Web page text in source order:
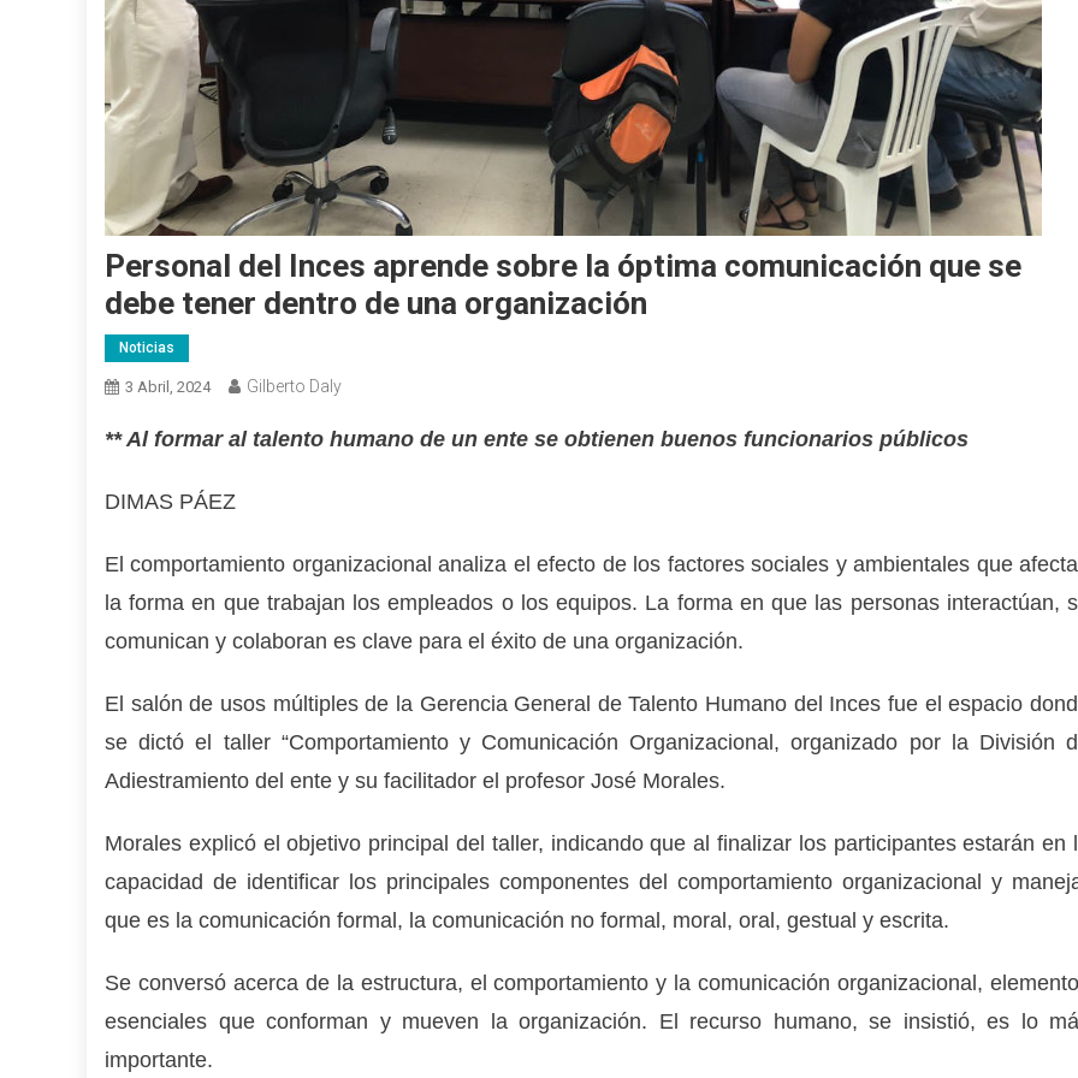
Personal del Inces aprende sobre la óptima comunicación que se
debe tener dentro de una organización
Noticias
3 Abril, 2024 Gilberto Daly
** Al formar al talento humano de un ente se obtienen buenos funcionarios públicos
DIMAS PÁEZ
El comportamiento organizacional analiza el efecto de los factores sociales y ambientales que
la forma en que trabajan los empleados o los equipos. La forma en que las personas interactúan,
comunican y colaboran es clave para el éxito de una organización.
El salón de usos múltiples de la Gerencia General de Talento Humano del Inces fue el espacio
se dictó el taller “Comportamiento y Comunicación Organizacional, organizado por la División
Adiestramiento del ente y su facilitador el profesor José Morales.
Morales explicó el objetivo principal del taller, indicando que al finalizar los participantes estarán en
capacidad de identificar los principales componentes del comportamiento organizacional y
que es la comunicación formal, la comunicación no formal, moral, oral, gestual y escrita.
Se conversó acerca de la estructura, el comportamiento y la comunicación organizacional,
esenciales que conforman y mueven la organización. El recurso humano, se insistió, es lo
importante.